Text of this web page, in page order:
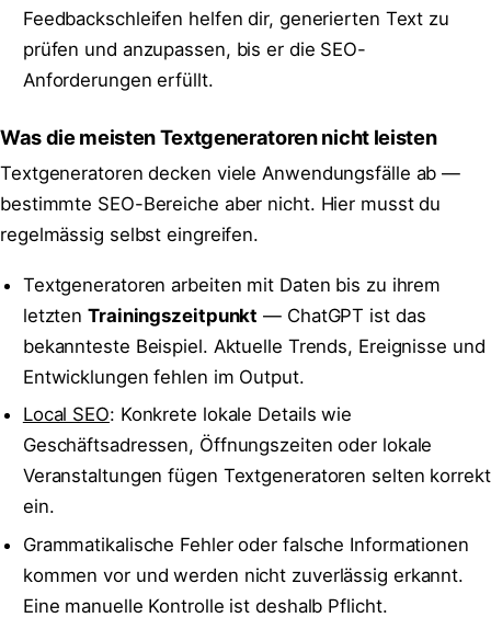
Feedbackschleifen helfen dir, generierten Text zu
prüfen und anzupassen, bis er die SEO-
Anforderungen erfüllt.
Was die meisten Textgeneratoren nicht leisten
Textgeneratoren decken viele Anwendungsfälle ab —
bestimmte SEO-Bereiche aber nicht. Hier musst du
regelmässig selbst eingreifen.
Textgeneratoren arbeiten mit Daten bis zu ihrem
letztenTrainingszeitpunkt — ChatGPT ist das
bekannteste Beispiel. Aktuelle Trends, Ereignisse und
Entwicklungen fehlen im Output.
Local SEO: Konkrete lokale Details wie
Geschäftsadressen, Öffnungszeiten oder lokale
Veranstaltungen fügen Textgeneratoren selten korrekt
ein.
Grammatikalische Fehler oder falsche Informationen
kommen vor und werden nicht zuverlässig erkannt.
Eine manuelle Kontrolle ist deshalb Pflicht.